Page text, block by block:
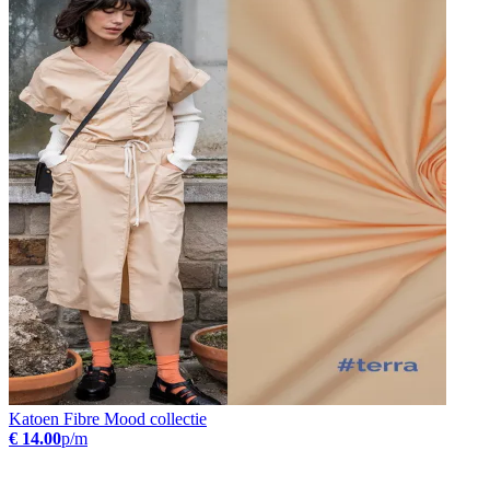
Katoen Fibre Mood collectie
€ 14.00p/m